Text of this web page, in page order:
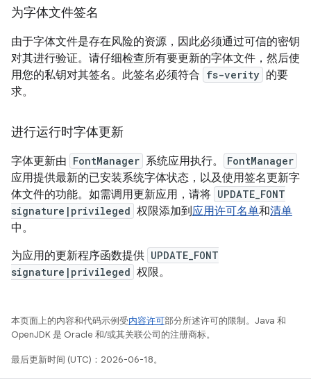
为字体文件签名
由于字体文件是存在风险的资源，因此必须通过可信的密钥
对其进行验证。请仔细检查所有要更新的字体文件，然后使
用您的私钥对其签名。此签名必须符合 fs-verity 的要
求。
进行运行时字体更新
字体更新由 FontManager 系统应用执行。 FontManager
应用提供最新的已安装系统字体状态，以及使用签名更新字
体文件的功能。如需调用更新应用，请将 UPDATE_FONT
signature|privileged 权限添加到应用许可名单和清单
中。
为应用的更新程序函数提供 UPDATE_FONT
signature|privileged 权限。
本页面上的内容和代码示例受内容许可部分所述许可的限制。Java 和
OpenJDK 是 Oracle 和/或其关联公司的注册商标。
最后更新时间 (UTC)：2026-06-18。